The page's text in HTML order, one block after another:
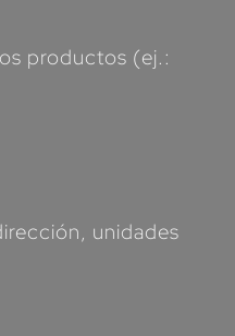
productos (ej.:
unidades